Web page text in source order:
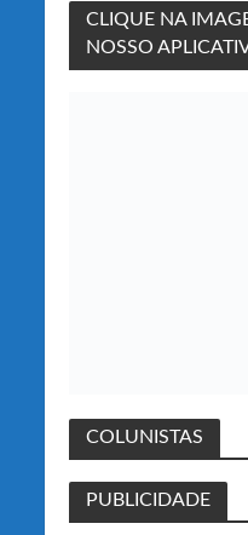
CLIQUE NA
NOSSO
COLUNISTAS
PUBLICIDADE